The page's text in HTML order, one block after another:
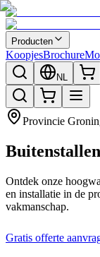
Producten
KoopjesBrochure
NL
Provincie
Ontdek onze
en installatie in de
vakmanschap.
Gratis offerte